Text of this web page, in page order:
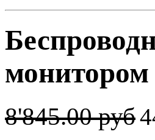
8'845.00 руб